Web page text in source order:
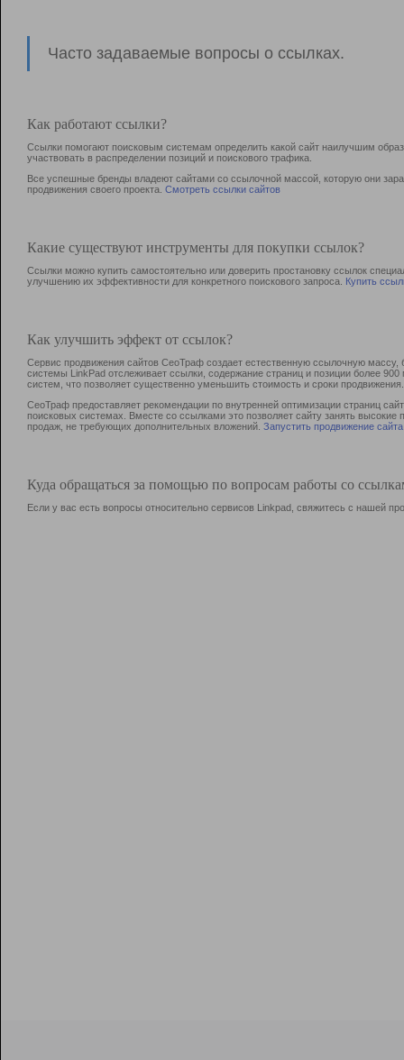
Часто задаваемые вопросы о ссылках.
Как работают ссылки?
Ссылки помогают поисковым системам определить какой сайт наилучшим
участвовать в раcпределении позиций и поискового трафика.
Все успешные бренды владеют сайтами со ссылочной массой, которую они
продвижения своего проекта. Смотреть ссылки сайтов
Какие существуют инструменты для покупки ссылок?
Ссылки можно купить самостоятельно или доверить простановку ссылок
улучшению их эффективности для конкретного поискового запроса. Купить
Как улучшить эффект от ссылок?
Сервис продвижения сайтов СеоТраф создает естественную ссылочную
системы LinkPad отслеживает ссылки, содержание страниц и позиции более
систем, что позволяет существенно уменьшить стоимость и сроки продвижения.
СеоТраф предоставляет рекомендации по внутренней оптимизации страниц
поисковых системах. Вместе со ссылками это позволяет сайту занять
продаж, не требующих дополнительных вложений. Запустить продвижение сайта
Куда обращаться за помощью по вопросам работы со
Если у вас есть вопросы относительно сервисов Linkpad, свяжитесь с нашей